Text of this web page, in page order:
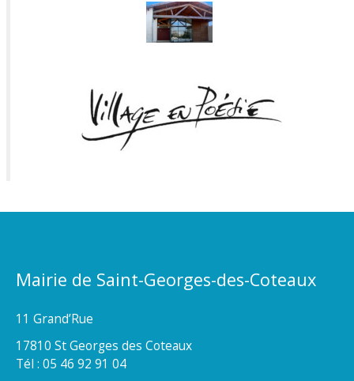
Mairie de Saint-Georges-des-Coteaux
11 Grand’Rue
17810 St Georges des Coteaux
Tél : 05 46 92 91 04